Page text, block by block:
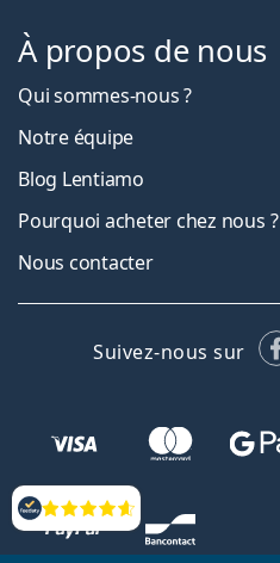
Évaluation
À propos de nous
Qui sommes-nous ?
Notre équipe
Blog Lentiamo
Pourquoi acheter chez nous ?
Nous contacter
Suivez-nous sur